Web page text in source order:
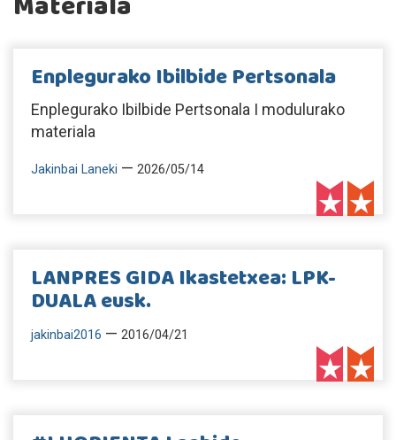
Enplegurako Ibilbide Pertsonala
Enplegurako Ibilbide Pertsonala I modulurako
materiala
Jakinbai Laneki — 2026/05/14
LANPRES GIDA Ikastetxea: LPK-
DUALA eusk.
jakinbai2016 — 2016/04/21